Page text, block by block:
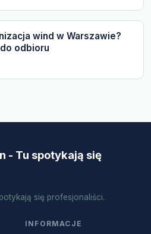
wind w Warszawie?
odbioru
- Tu spotykają się
się profesjonaliści.
INFORMACJE